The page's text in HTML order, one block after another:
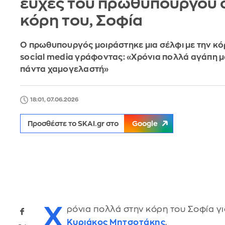
ευχές του πρωθυπουργού
κόρη του, Σοφία
Ο πρωθυπουργός μοιράστηκε μια σέλφι με την
social media γράφοντας: «Χρόνια πολλά αγάπη
πάντα χαμογελαστή»
18:01, 07.06.2026
Προσθέστε το SKAI.gr στο Google
Χ
ρόνια πολλά στην κόρη του Σοφία
Κυριάκος Μητσοτάκης.